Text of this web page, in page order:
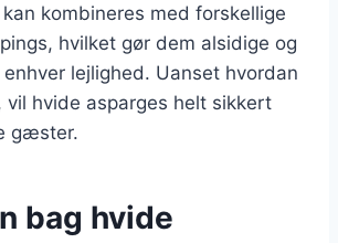
kombineres med forskellige
hvilket gør dem alsidige og
lejlighed. Uanset hvordan
vil hvide asparges helt sikkert
gæster.
bag hvide